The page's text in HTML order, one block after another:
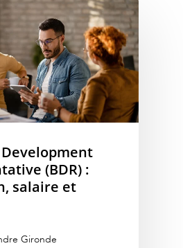
(BDR) :
salaire et
Gironde